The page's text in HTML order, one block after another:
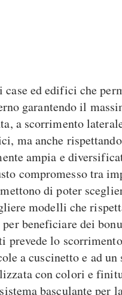
ed edifici che
garantendo il
a scorrimento
ma anche
ampia e
compromesso tra
di poter
modelli che
beneficiare dei
prevede lo
a cuscinetto e ad
con colori e
basculante per